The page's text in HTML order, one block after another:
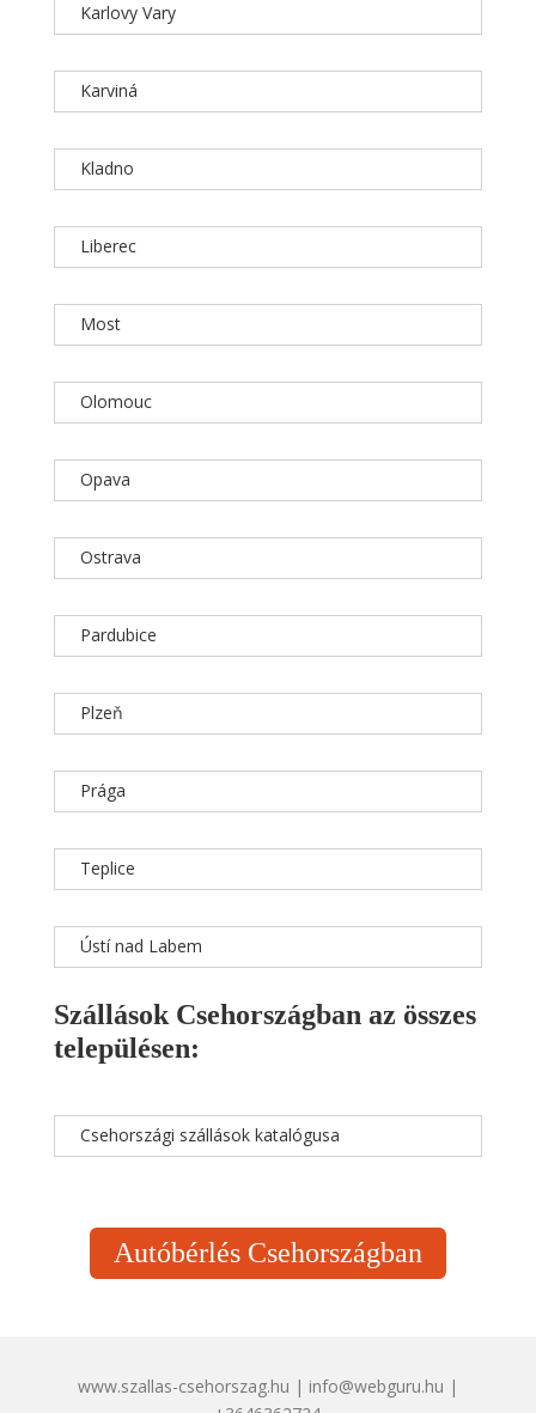
Karlovy Vary
Karviná
Kladno
Liberec
Most
Olomouc
Opava
Ostrava
Pardubice
Plzeň
Prága
Teplice
Ústí nad Labem
Szállások Csehországban az összes
településen:
Csehországi szállások katalógusa
Autóbérlés Csehországban
www.szallas-csehorszag.hu | info@webguru.hu |